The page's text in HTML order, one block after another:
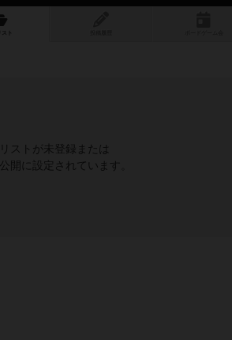
スト
リストが未登録または
開に設定されています。